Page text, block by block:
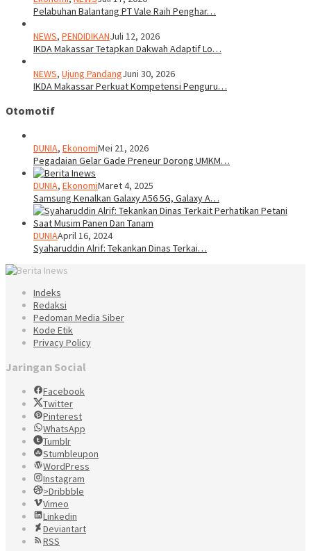
Pelabuhan Balantang PT Vale Raih Penghar…
NEWS, PENDIDIKANJuli 12, 2026
IKDA Makassar Tetapkan Dakwah Adaptif Lo…
NEWS, Ujung PandangJuni 30, 2026
IKDA Makassar Perkuat Kompetensi Penguru…
Otomotif
DUNIA, EkonomiMei 21, 2026
Pegadaian Gelar Gade Preneur Dorong UMKM…
DUNIA, EkonomiMaret 4, 2025
Samsung Kenalkan Galaxy A56 5G, Galaxy A…
DUNIAApril 16, 2024
Syaharuddin Alrif: Tekankan Dinas Terkai…
Indeks
Redaksi
Pedoman Media Siber
Kode Etik
Privacy Policy
Jaringan Social
Facebook
Twitter
Pinterest
WhatsApp
Tumblr
Stumbleupon
WordPress
Instagram
>Dribbble
Vimeo
Linkedin
Deviantart
RSS